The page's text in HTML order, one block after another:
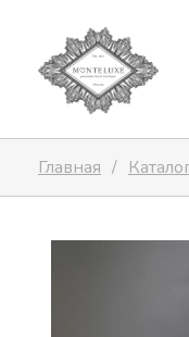
Главная